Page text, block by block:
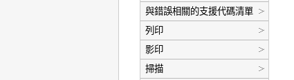
與錯誤相關的支援代碼清單
列印
影印
掃描